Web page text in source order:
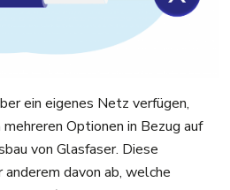
ein eigenes Netz verfügen,
Optionen in Bezug auf
von Glasfaser. Diese
davon ab, welche